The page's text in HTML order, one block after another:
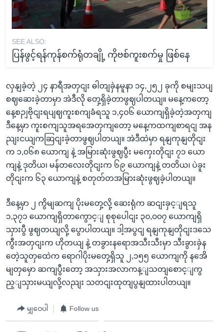
SEE ALSO:
ပြန်ဖွင့်ရန်ကုန်စက်ရုံတချို့ ကိုဗစ်ကူးစက်မှု ဖြစ်နေ
လှနျခဲ့တဲ့ ၂၄ နာရီအတှငျး ဓါတျခှဲနမူနာ ၁၄,၂၅၂ ခုကို စမျးသပျ
စဈဆေးခဲ့တာမှာ အဲဒီလို တှေ့ရှိခဲ့တာဖွဈပါတယျ။ မနေ့ကတော့
နေ့စဉျဗိုငျးရပျဈကူးစကျခံရသူ ၁,၄၀၆ ယောကျရှိခဲ့တဲ့အတှကျ
ဒီနေ့မှာ ကူးစကျသူအရအေတှကျတော့ မနေ့ကထကျစာရငျ အန
ညျးငယျကဆြငျးခဲ့တာဖွဈပါတယျ။ အဲဒီထဲမှာ ရနျကုနျတိုငျး
က ၁,၀၆၈ ယောကျ နဲ့ အမြားဆုံးဖွဈပွီး မကှေးတိုငျး ၇၁ ယော
ကျနဲ့ ဒုတိယ၊ မန်တလေးတိုငျးက ၆၉ ယောကျနဲ့ တတိယ၊ ပဲခူး
တိုငျးက ၆၃ ယောကျနဲ့ စတုတ်တအမြားဆုံးဖွဈခဲ့ပါတယျ။
ဒီနေ့မှာ ၂ ကွိမျဆကျ ပိုးမတှေ့လို့ ဆေးရုံက ဆငျးခှင့ျရသူ
၁,၃၇၁ ယောကျရှိတာကွောင့ျ စုစုပေါငျး ၃၀,၀၀၇ ယောကျရှိ
သှားပွီ ဖွဈတယျလို့ ပွောပါတယျ။ ဒါ့အပွငျ ရနျကုနျတိုငျးဒသေ
ကွီးအတှငျးက ဟိုတယျ နဲ့ တခွားနရောအသီးသီးမှာ သီးခွားခှဲန
တေဲ့သူတှထေဲက ရောဂါပိုးမတှေ့ရှိသူ ၂,၁၅၅ ယောကျကို နအေိ
မျတှမှော ဆကျပွီးတော့ အသှားအလာကန့ျသတျစောင့ျကွ
ည့ျသှားမယျလို့လညျး သတငျးထုတျပွနျထားပါတယျ။
မျှဝေပါ Follow us